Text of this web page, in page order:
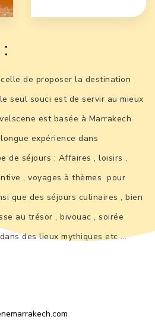
de proposer la destination
seul souci est de servir au mieux
est basée à Marrakech
expérience dans
de séjours : Affaires , loisirs ,
, voyages à thèmes pour
que des séjours culinaires , bien
au trésor , bivouac , soirée
des lieux mythiques etc ...